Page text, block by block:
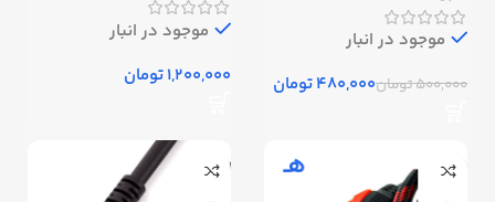
موجود در انبار
500,000تومان480,000تومان
موجود در انبار
تومان